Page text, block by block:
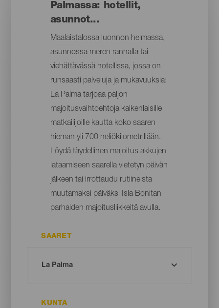
Palmassa: hotellit,
asunnot...
Maalaistalossa luonnon helmassa,
asunnossa meren rannalla tai
viehättävässä hotellissa, jossa on
runsaasti palveluja ja mukavuuksia:
La Palma tarjoaa paljon
majoitusvaihtoehtoja kaikenlaisille
matkailijoille kautta koko saaren
hieman yli 700 neliökilometrillään.
Löydä täydellinen majoitus akkujen
lataamiseen saarella vietetyn päivän
jälkeen tai irrottaudu rutiineista
muutamaksi päiväksi Isla Bonitan
parhaiden majoitusliikkeitä avulla.
SAARET
KUNTA